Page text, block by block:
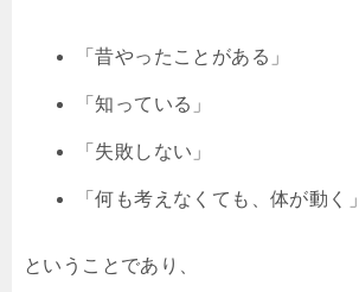
「昔やったことがある」
「知っている」
「失敗しない」
「何も考えなくても、体が動く」
ということであり、